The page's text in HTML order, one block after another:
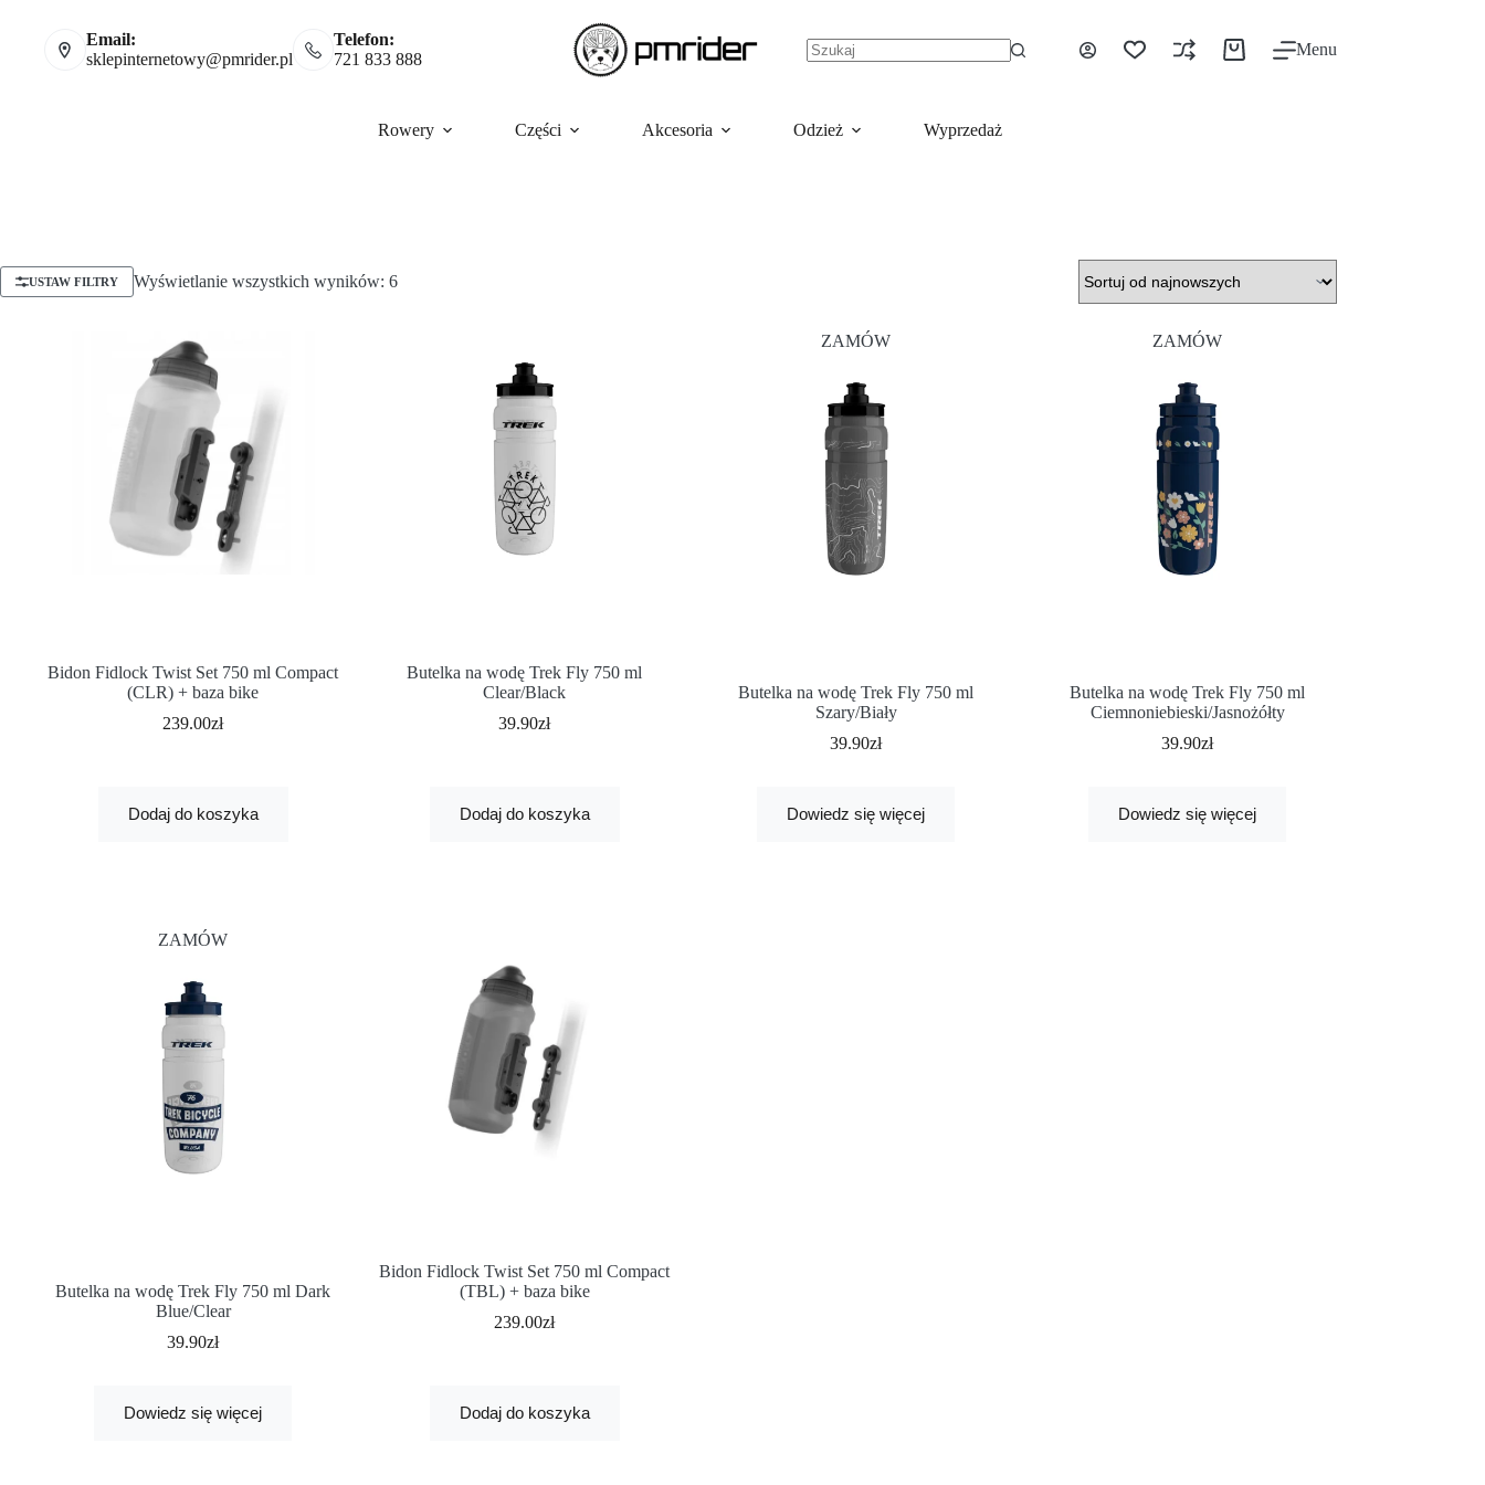
Email:
sklepinternetowy@pmrider.pl
Telefon:
721 833 888
Menu
Rowery Części Akcesoria Odzież Wyprzedaż
USTAW FILTRY Wyświetlanie wszystkich wyników: 6
Bidon Fidlock Twist Set 750 ml Compact
(CLR) + baza bike
239.00zł
Dodaj do koszyka
Butelka na wodę Trek Fly 750 ml
Clear/Black
39.90zł
Dodaj do koszyka
ZAMÓW
Butelka na wodę Trek Fly 750 ml
Szary/Biały
39.90zł
Dowiedz się więcej
ZAMÓW
Butelka na wodę Trek Fly 750 ml
Ciemnoniebieski/Jasnożółty
39.90zł
Dowiedz się więcej
ZAMÓW
Butelka na wodę Trek Fly 750 ml Dark
Blue/Clear
39.90zł
Dowiedz się więcej
Bidon Fidlock Twist Set 750 ml Compact
(TBL) + baza bike
239.00zł
Dodaj do koszyka